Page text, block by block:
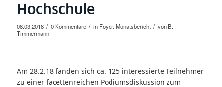
Hochschule
08.03.2018 / 0 Kommentare / in Foyer, Monatsbericht / von B.
Timmermann
Am 28.2.18 fanden sich ca. 125 interessierte Teilnehmer
zu einer facettenreichen Podiumsdiskussion zum